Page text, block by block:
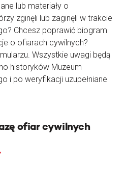
lub materiały o
zginęli lub zaginęli w trakcie
Chcesz poprawić biogram
o ofiarach cywilnych?
Wszystkie uwagi będą
historyków Muzeum
i po weryfikacji uzupełniane
ofiar cywilnych